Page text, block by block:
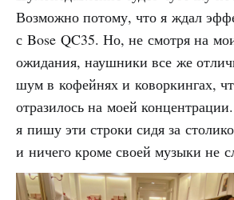
Возможно потому, что я ждал
с Bose QC35. Но, не смотря на
ожидания, наушники все же
шум в кофейнях и коворкингах,
отразилось на моей
я пишу эти строки сидя за
и ничего кроме своей музыки не